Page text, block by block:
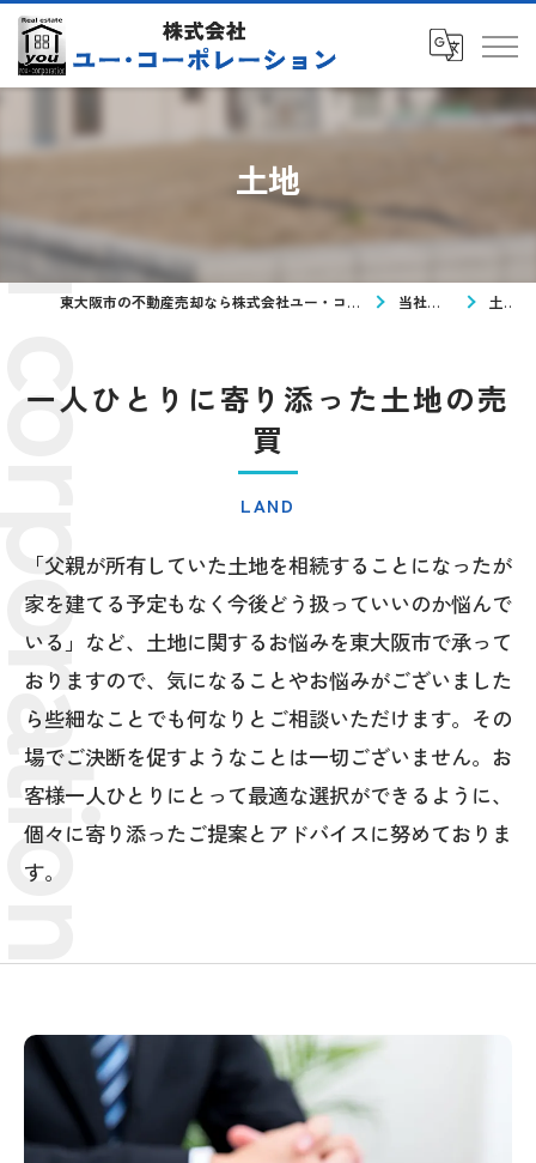
土地
東大阪市の不動産売却なら株式会社ユー・コーポレーション 当社の特徴 土地
一人ひとりに寄り添った土地の売
買
LAND
「父親が所有していた土地を相続することになったが
家を建てる予定もなく今後どう扱っていいのか悩んで
いる」など、土地に関するお悩みを東大阪市で承って
おりますので、気になることやお悩みがございました
ら些細なことでも何なりとご相談いただけます。その
場でご決断を促すようなことは一切ございません。お
客様一人ひとりにとって最適な選択ができるように、
個々に寄り添ったご提案とアドバイスに努めておりま
す。